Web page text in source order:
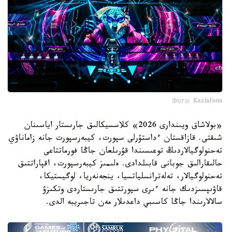
Фото: Kazinform
«بولاشاق ويىندارى 2026» كلاسسيكالىق جارىستار اياسىنان
شىقتى. قازاقستان ءداستۇرلى سپورت، كيبەرسپورت جانە زاماناۋي
تەحنولوگيالاردىڭ توعىسىندا قۇرىلعان جاڭا فورماتتاعى
حالىقارالىق جوبانى قابىلدادى. ەلىمىز كيبەرسپورت، اقپاراتتىق
تەحنولوگيالار، تەلەترانسلياتسيا، ينجەنەريا، لوگيستيكا،
قاۋىپسىزدىك جانە ءىرى سپورتتىق جارىستاردى وتكىزۋ
سالالارىندا جاڭا كاسىبي داعدىلار مەن تاجىريبە الدى.